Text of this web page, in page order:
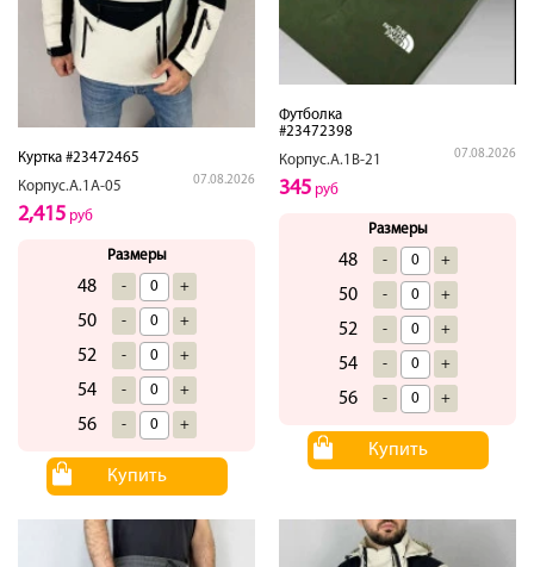
Куртка #23472465
Корпус.А.1А-05
07.08.2026
2,415 руб
Размеры
48 - +
50 - +
52 - +
54 - +
56 - +
Купить
Футболка
#23472398
Корпус.А.1В-21
07.08.2026
345 руб
Размеры
48 - +
50 - +
52 - +
54 - +
56 - +
Купить